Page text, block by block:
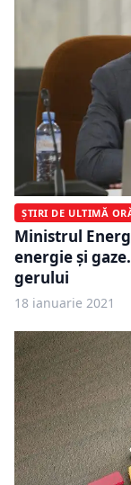
ȘTIRI DE ULTIMĂ
Ministrul
energie şi
gerului
18 ianuarie 2021